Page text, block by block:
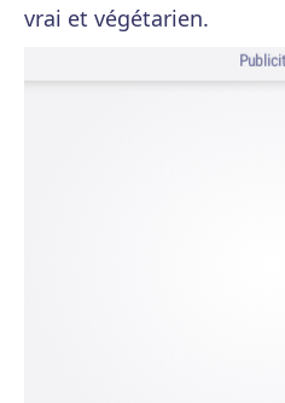
vrai et végétarien.